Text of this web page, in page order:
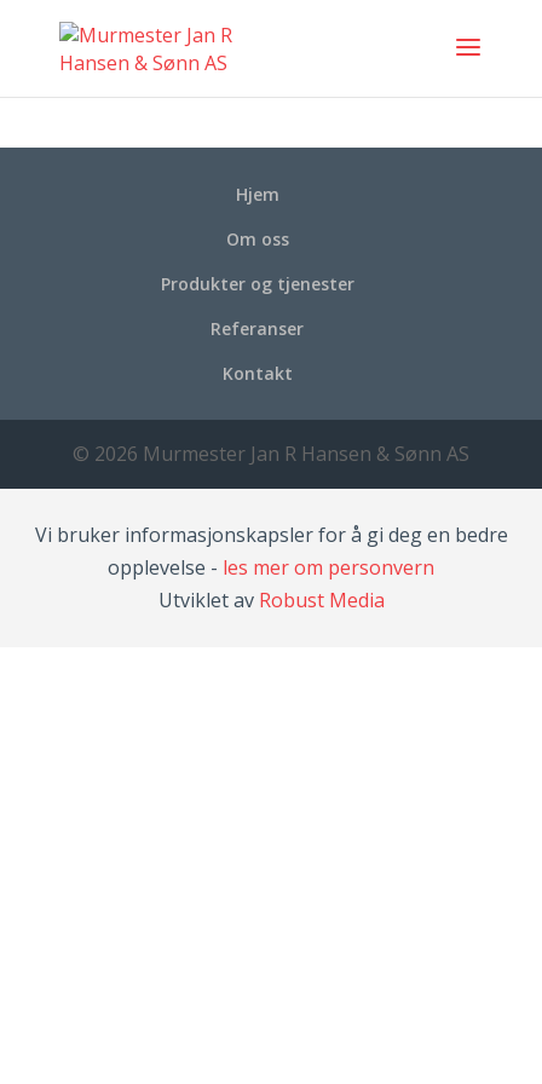
Hjem
Om oss
Produkter og tjenester
Referanser
Kontakt
© 2026 Murmester Jan R Hansen & Sønn AS
Vi bruker informasjonskapsler for å gi deg en bedre
opplevelse - les mer om personvern
Utviklet av Robust Media